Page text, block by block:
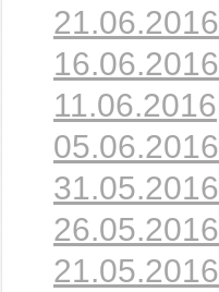
21.06.2016
16.06.2016
11.06.2016
05.06.2016
31.05.2016
26.05.2016
21.05.2016